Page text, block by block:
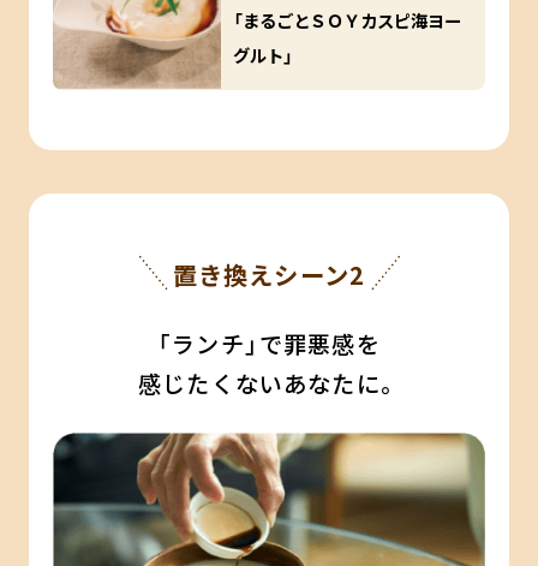
「まるごとＳＯＹカスピ海ヨー
グルト」
置き換えシーン2
「ランチ」で罪悪感を
感じたくないあなたに。